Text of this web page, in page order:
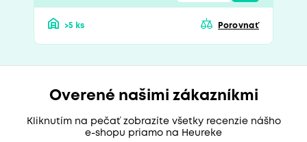
>5 ks Porovnať
Overené našimi zákazníkmi
Kliknutím na pečať zobrazíte všetky recenzie nášho
e-shopu priamo na Heureke